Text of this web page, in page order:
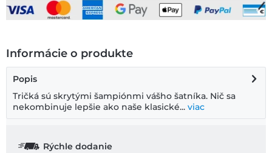
Informácie o produkte
Popis
Tričká sú skrytými šampiónmi vášho šatníka. Nič sa
nekombinuje lepšie ako naše klasické... viac
Rýchle dodanie